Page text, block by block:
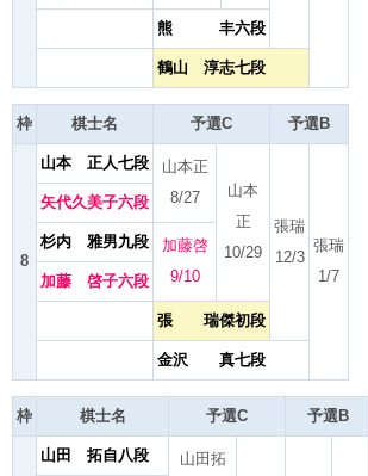
熊 丰六段
鶴山 淳志七段
枠 棋士名 予選C 予選B
8
山本 正人七段
山本正
8/27
山本
正
10/29
張瑞
12/3
張瑞
1/7
矢代久美子六段
杉内 雅男九段
加藤啓
9/10
加藤 啓子六段
張 瑞傑初段
金沢 真七段
枠 棋士名 予選C 予選B
山田 拓自八段 山田拓